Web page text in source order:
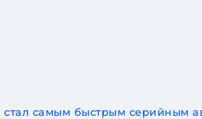
самым быстрым серийным